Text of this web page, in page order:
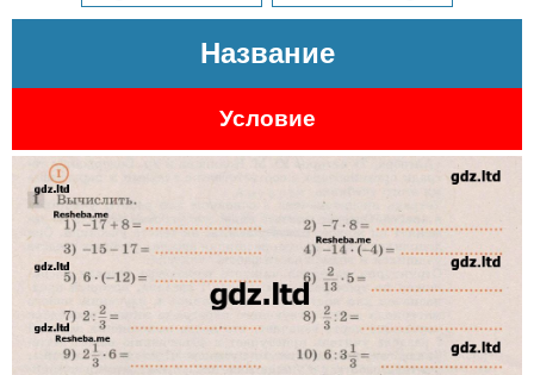
Название
Условие